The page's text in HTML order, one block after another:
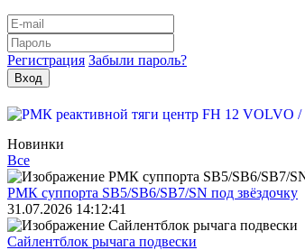
Регистрация Забыли пароль?
Новинки
Все
РМК суппорта SB5/SB6/SB7/SN под звёздочку
31.07.2026 14:12:41
Сайлентблок рычага подвески